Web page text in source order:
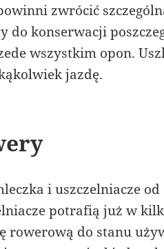
zwrócić
do konserwacji
wszystkim opon.
jazdę.
i uszczelniacze
potrafią już w
rowerową do stanu